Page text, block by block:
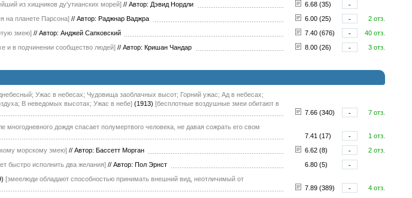
из хищников ду'утианских морей] // Автор: Дэвид Нордли 6.68 (35)
-
на планете Парсона] // Автор: Раджнар Ваджра 6.00 (25) -
2 отз.
змею] // Автор: Анджей Сапковский 7.40 (676) -
40 отз.
и в подчинении сообщество людей] // Автор: Кришан Чандар 8.00 (26) - 3 отз.
Ужас в небесах; Чудовища заоблачных высот; Горний ужас; Ад в небесах;
В неведомых высотах; Ужас в небе] (1913) [бесплотные воздушные змеи обитают в
7.66 (340) -
7 отз.
многодневного дождя спасает полумертвого человека, не давая сожрать его свом
7.41 (17) -
1 отз.
морскому змею] // Автор: Бассетт Морган 6.62 (8) -
2 отз.
быстро исполнить два желания] // Автор: Пол Эрнст 6.80 (5)
-
[змеелюди обладают способностью принимать внешний вид, неотличимый от
7.89 (389) -
4 отз.